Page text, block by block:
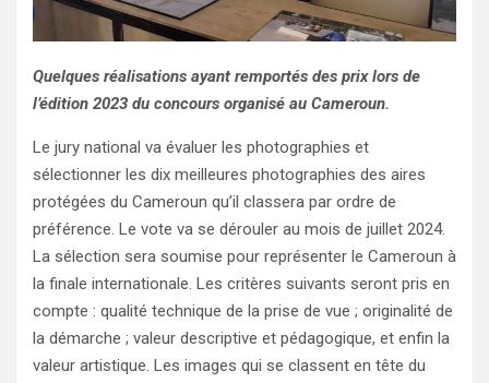
Quelques réalisations ayant remportés des prix lors de
l’édition 2023 du concours organisé au Cameroun.
Le jury national va évaluer les photographies et
sélectionner les dix meilleures photographies des aires
protégées du Cameroun qu’il classera par ordre de
préférence. Le vote va se dérouler au mois de juillet 2024.
La sélection sera soumise pour représenter le Cameroun à
la finale internationale. Les critères suivants seront pris en
compte : qualité technique de la prise de vue ; originalité de
la démarche ; valeur descriptive et pédagogique, et enfin la
valeur artistique. Les images qui se classent en tête du